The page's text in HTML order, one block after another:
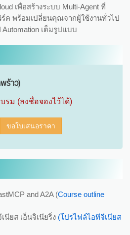
เพื่อสร้างระบบ Multi-Agent ที่
ค พร้อมเปลี่ยนคุณจากผู้ใช้งานทั่วไป
เต็มรูปแบบ
ร้าว)
รม (ลงชื่อจองไว้ได้)
ขอใบเสนอราคา
and A2A (Course outline
นียส เอ็นจิเนียริ่ง (โปรไฟล์ไอทีจีเนียส